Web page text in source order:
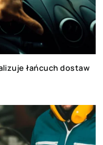
łańcuch dostaw